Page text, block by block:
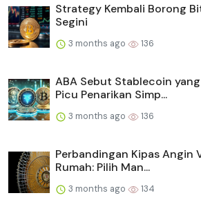
Strategy Kembali Borong
Segini
3 months ago 136
ABA Sebut Stablecoin
Picu Penarikan Simp...
3 months ago 136
Perbandingan Kipas Angin
Rumah: Pilih Man...
3 months ago 134